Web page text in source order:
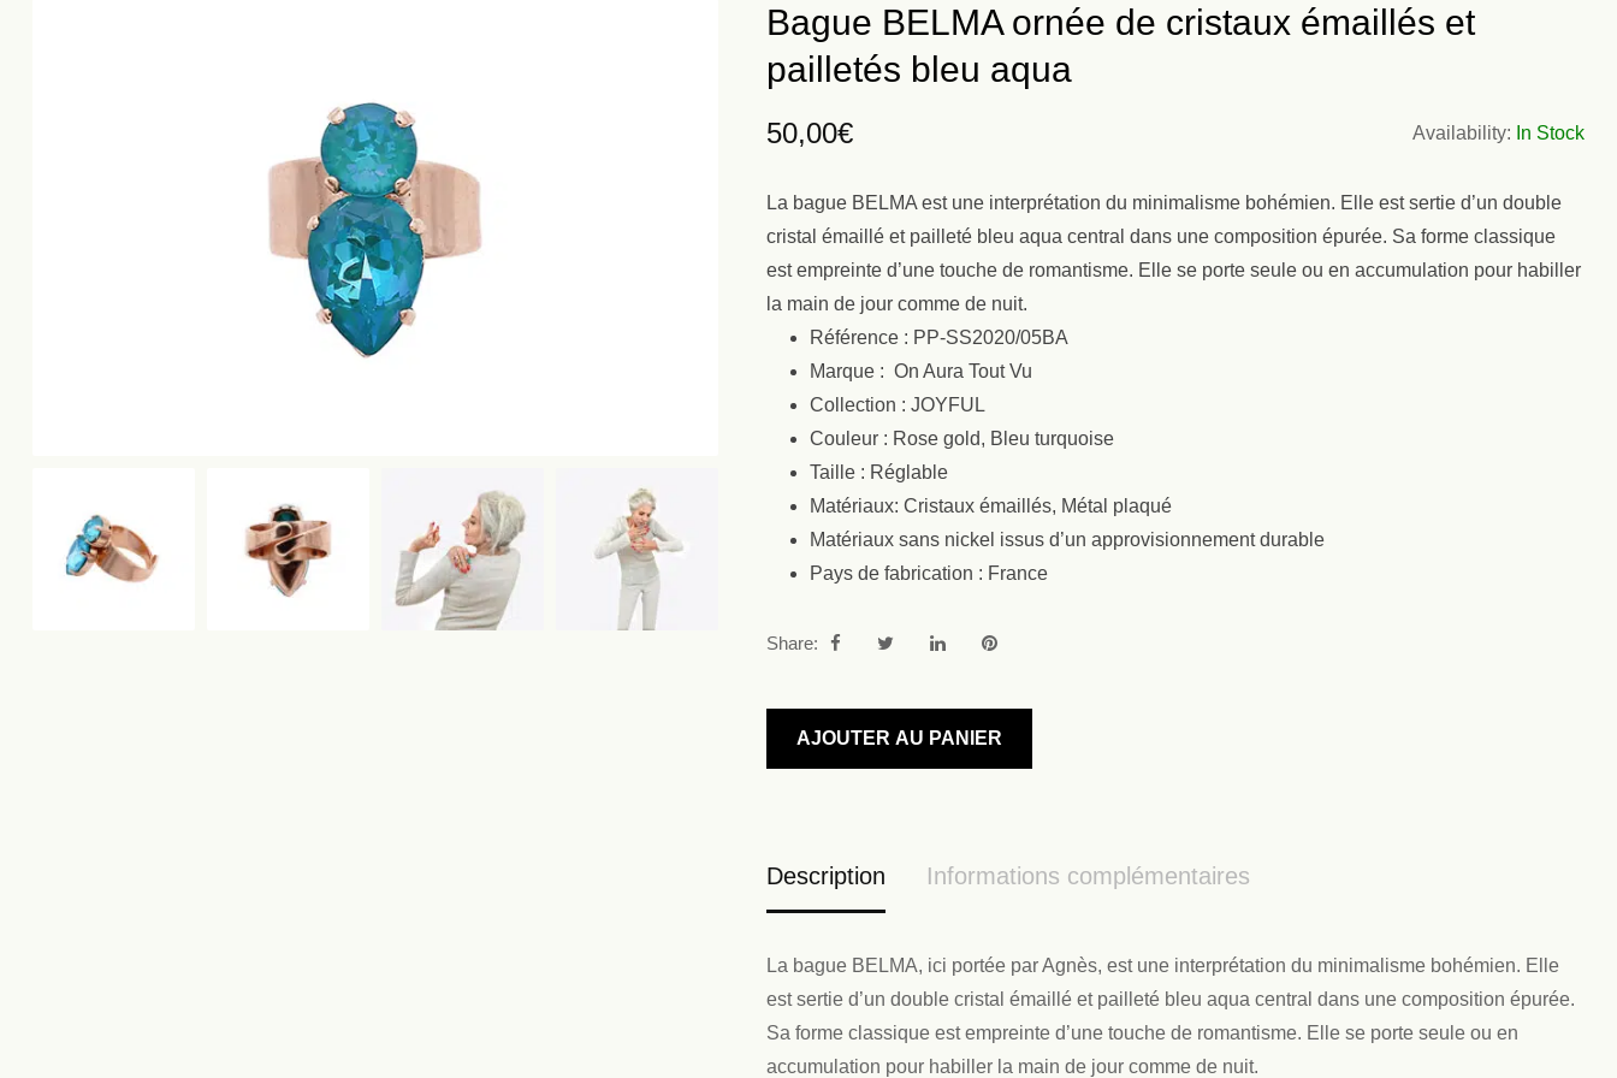
Bague BELMA ornée de cristaux émaillés et
pailletés bleu aqua
50,00€ Availability: In Stock
La bague BELMA est une interprétation du minimalisme bohémien. Elle est sertie d’un double
cristal émaillé et pailleté bleu aqua central dans une composition épurée. Sa forme classique
est empreinte d’une touche de romantisme. Elle se porte seule ou en accumulation pour habiller
la main de jour comme de nuit.
Référence : PP-SS2020/05BA
Marque : On Aura Tout Vu
Collection : JOYFUL
Couleur : Rose gold, Bleu turquoise
Taille : Réglable
Matériaux: Cristaux émaillés, Métal plaqué
Matériaux sans nickel issus d’un approvisionnement durable
Pays de fabrication : France
Share:
AJOUTER AU PANIER
Description Informations complémentaires
La bague BELMA, ici portée par Agnès, est une interprétation du minimalisme bohémien. Elle
est sertie d’un double cristal émaillé et pailleté bleu aqua central dans une composition épurée.
Sa forme classique est empreinte d’une touche de romantisme. Elle se porte seule ou en
accumulation pour habiller la main de jour comme de nuit.